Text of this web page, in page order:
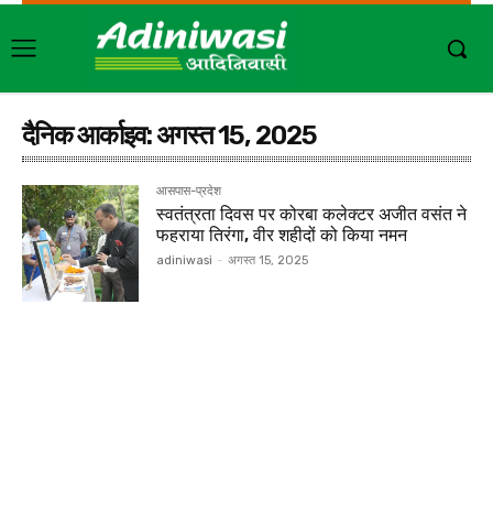
दैनिक आर्काइव: अगस्त 15, 2025
आसपास-प्रदेश
स्वतंत्रता दिवस पर कोरबा कलेक्टर अजीत वसंत ने
फहराया तिरंगा, वीर शहीदों को किया नमन
adiniwasi - अगस्त 15, 2025